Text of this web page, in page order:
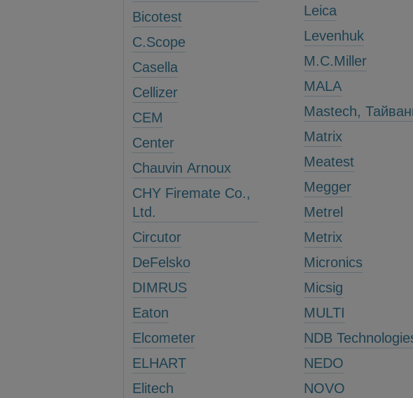
Bicotest
C.Scope
Casella
Cellizer
CEM
Center
Chauvin Arnoux
CHY Firemate Co.,
Ltd.
Circutor
DeFelsko
DIMRUS
Eaton
Elcometer
ELHART
Elitech
Leica
Levenhuk
M.C.Miller
MALА
Mastech,
Matrix
Meatest
Megger
Metrel
Metrix
Micronics
Micsig
MULTI
NDB
NEDO
NOVO